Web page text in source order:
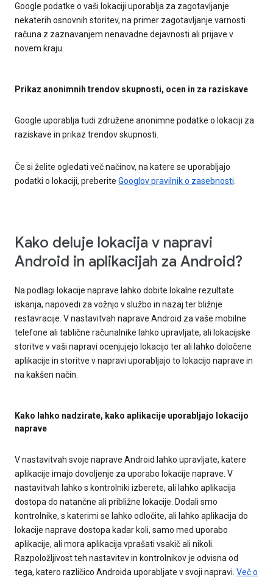
Google podatke o vaši lokaciji uporablja za zagotavljanje
nekaterih osnovnih storitev, na primer zagotavljanje varnosti
računa z zaznavanjem nenavadne dejavnosti ali prijave v
novem kraju.
Prikaz anonimnih trendov skupnosti, ocen in za raziskave
Google uporablja tudi združene anonimne podatke o lokaciji za
raziskave in prikaz trendov skupnosti.
Če si želite ogledati več načinov, na katere se uporabljajo
podatki o lokaciji, preberite Googlov pravilnik o zasebnosti
Kako deluje lokacija v napravi
Android in aplikacijah za Android?
Na podlagi lokacije naprave lahko dobite lokalne rezultate
iskanja, napovedi za vožnjo v službo in nazaj ter bližnje
restavracije. V nastavitvah naprave Android za vaše mobilne
telefone ali tablične računalnike lahko upravljate, ali lokacijske
storitve v vaši napravi ocenjujejo lokacijo ter ali lahko določene
aplikacije in storitve v napravi uporabljajo to lokacijo naprave in
na kakšen način.
Kako lahko nadzirate, kako aplikacije uporabljajo lokacijo
naprave
V nastavitvah svoje naprave Android lahko upravljate, katere
aplikacije imajo dovoljenje za uporabo lokacije naprave. V
nastavitvah lahko s kontrolniki izberete, ali lahko aplikacija
dostopa do natančne ali približne lokacije. Dodali smo
kontrolnike, s katerimi se lahko odločite, ali lahko aplikacija do
lokacije naprave dostopa kadar koli, samo med uporabo
aplikacije, ali mora aplikacija vprašati vsakič ali nikoli.
Razpoložljivost teh nastavitev in kontrolnikov je odvisna od
tega, katero različico Androida uporabljate v svoji napravi. Več o